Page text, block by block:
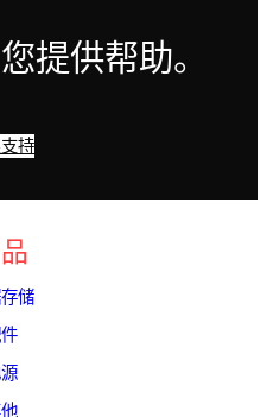
提供帮助。
持
储